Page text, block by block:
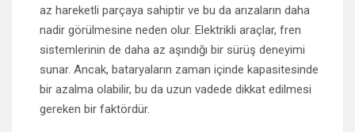
az hareketli parçaya sahiptir ve bu da arızaların daha
nadir görülmesine neden olur. Elektrikli araçlar, fren
sistemlerinin de daha az aşındığı bir sürüş deneyimi
sunar. Ancak, bataryaların zaman içinde kapasitesinde
bir azalma olabilir, bu da uzun vadede dikkat edilmesi
gereken bir faktördür.